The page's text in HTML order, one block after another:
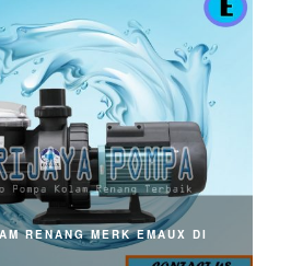
RENANG MERK EMAUX DI